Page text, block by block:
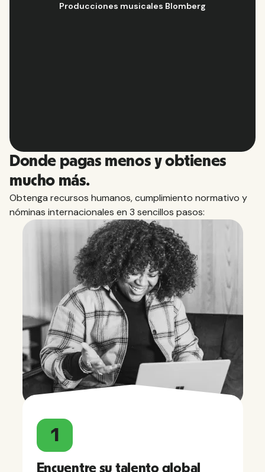
Aflorítmico
Donde pagas menos y obtienes
mucho más.
Obtenga recursos humanos, cumplimiento normativo y
nóminas internacionales en 3 sencillos pasos:
1
Encuentre su talento global